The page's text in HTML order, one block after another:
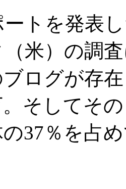
ートを発表
（米）の調
ブログが存
。そしてそ
37％を占